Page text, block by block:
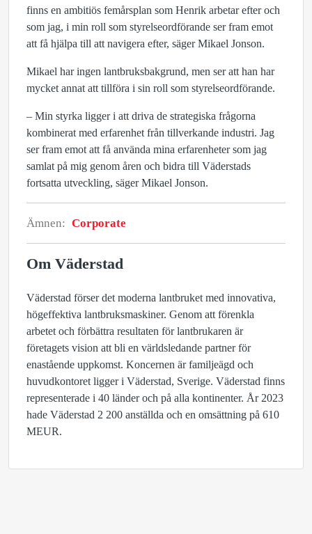
finns en ambitiös femårsplan som Henrik arbetar efter och
som jag, i min roll som styrelseordförande ser fram emot
att få hjälpa till att navigera efter, säger Mikael Jonson.
Mikael har ingen lantbruksbakgrund, men ser att han har
mycket annat att tillföra i sin roll som styrelseordförande.
– Min styrka ligger i att driva de strategiska frågorna
kombinerat med erfarenhet från tillverkande industri. Jag
ser fram emot att få använda mina erfarenheter som jag
samlat på mig genom åren och bidra till Väderstads
fortsatta utveckling, säger Mikael Jonson.
Ämnen: Corporate
Om Väderstad
Väderstad förser det moderna lantbruket med innovativa,
högeffektiva lantbruksmaskiner. Genom att förenkla
arbetet och förbättra resultaten för lantbrukaren är
företagets vision att bli en världsledande partner för
enastående uppkomst. Koncernen är familjeägd och
huvudkontoret ligger i Väderstad, Sverige. Väderstad finns
representerade i 40 länder och på alla kontinenter. År 2023
hade Väderstad 2 200 anställda och en omsättning på 610
MEUR.